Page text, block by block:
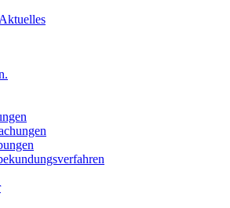
Aktuelles